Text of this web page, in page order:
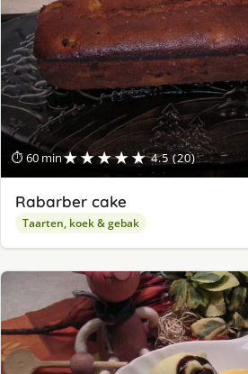
⏱ 60 min★★★★★ 4.5 (20)
Rabarber cake
Taarten, koek & gebak